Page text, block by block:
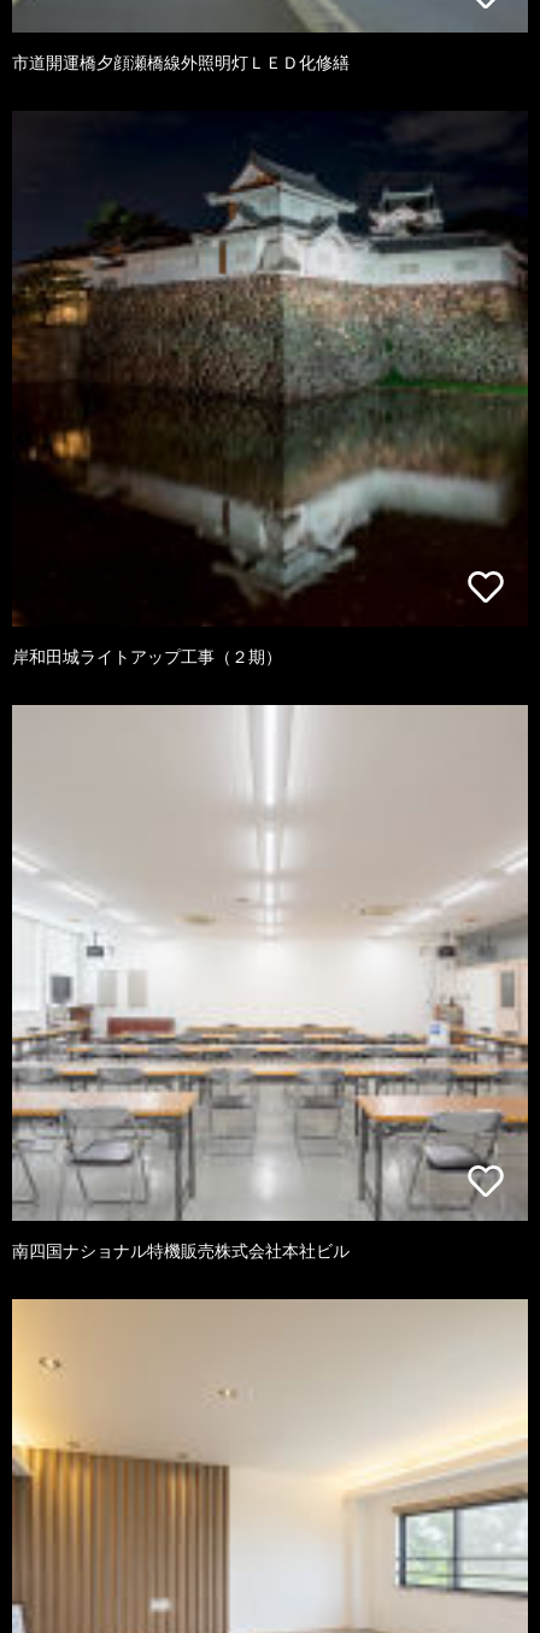
市道開運橋夕顔瀬橋線外照明灯ＬＥＤ化修繕
岸和田城ライトアップ工事（２期）
南四国ナショナル特機販売株式会社本社ビル